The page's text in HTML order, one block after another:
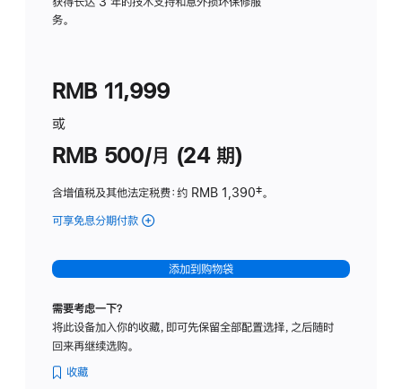
务。
RMB 11,999
或
RMB 500/月 (24 期)
含增值税及其他法定税费：约 RMB 1,390脚
‡。
可享免息分期付款 (Studio
-
标
璃
添加到购物袋
需要考虑一下？
将此设备加入你的收藏，即可先保留全部配置选择，之后随时
回来再继续选购。
收藏